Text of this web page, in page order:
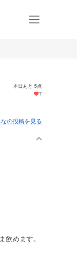
本日あと 5点
7
の投稿を見る
飲めます。